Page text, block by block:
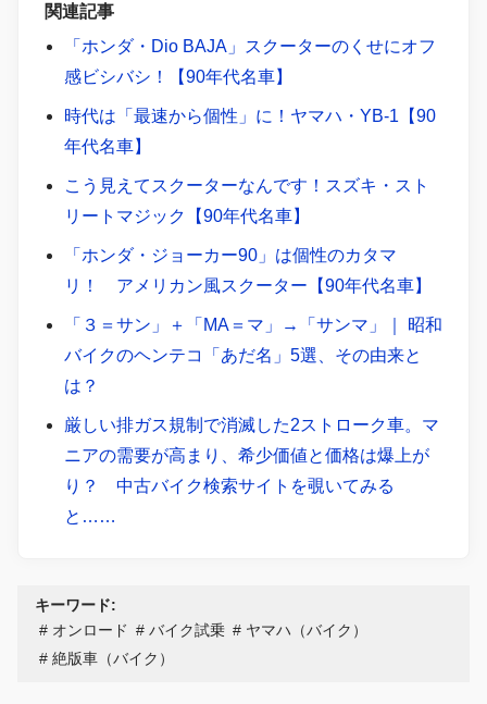
関連記事
「ホンダ・Dio BAJA」スクーターのくせにオフ
感ビシバシ！【90年代名車】
時代は「最速から個性」に！ヤマハ・YB-1【90
年代名車】
こう見えてスクーターなんです！スズキ・スト
リートマジック【90年代名車】
「ホンダ・ジョーカー90」は個性のカタマ
リ！ アメリカン風スクーター【90年代名車】
「３＝サン」＋「MA＝マ」→「サンマ」｜ 昭和
バイクのヘンテコ「あだ名」5選、その由来と
は？
厳しい排ガス規制で消滅した2ストローク車。マ
ニアの需要が高まり、希少価値と価格は爆上が
り？ 中古バイク検索サイトを覗いてみる
と……
キーワード:
オンロード
バイク試乗
ヤマハ（バイク）
絶版車（バイク）